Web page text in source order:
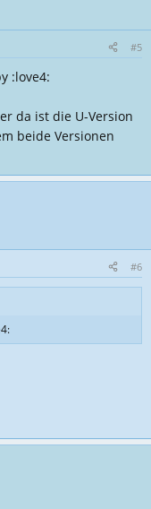
#5
:love4:
da ist die U-Version
beide Versionen
#6